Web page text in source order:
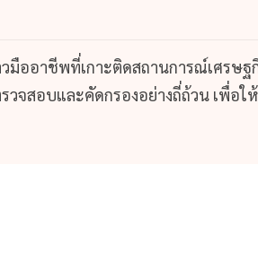
มืออาชีพที่เกาะติดสถานการณ์เศรษฐ
วจสอบและคัดกรองอย่างถี่ถ้วน เพื่อ